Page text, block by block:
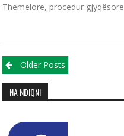
Themelore, procedur gjyqësore
Posts navigation
Older Posts
NA NDIQNI